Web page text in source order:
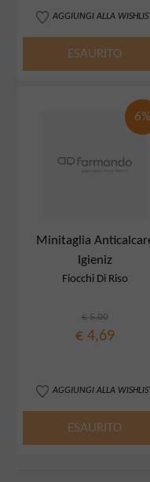
AGGIUNGI ALLA
ESAURITO
6%
Minitaglia
Igieniz
Fiocchi Di Riso
€ 5,00
€ 4,69
AGGIUNGI ALLA
ESAURITO